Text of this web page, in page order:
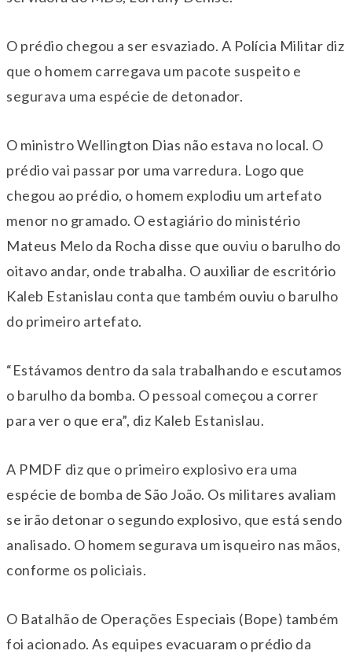
O prédio chegou a ser esvaziado. A Polícia Militar diz
que o homem carregava um pacote suspeito e
segurava uma espécie de detonador.
O ministro Wellington Dias não estava no local. O
prédio vai passar por uma varredura. Logo que
chegou ao prédio, o homem explodiu um artefato
menor no gramado. O estagiário do ministério
Mateus Melo da Rocha disse que ouviu o barulho do
oitavo andar, onde trabalha. O auxiliar de escritório
Kaleb Estanislau conta que também ouviu o barulho
do primeiro artefato.
“Estávamos dentro da sala trabalhando e escutamos
o barulho da bomba. O pessoal começou a correr
para ver o que era”, diz Kaleb Estanislau.
A PMDF diz que o primeiro explosivo era uma
espécie de bomba de São João. Os militares avaliam
se irão detonar o segundo explosivo, que está sendo
analisado. O homem segurava um isqueiro nas mãos,
conforme os policiais.
O Batalhão de Operações Especiais (Bope) também
foi acionado. As equipes evacuaram o prédio da